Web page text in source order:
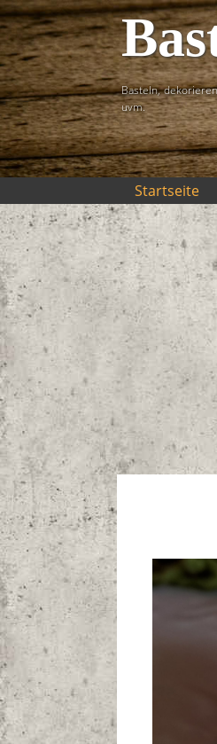
Basteln,
uvm.
Startseite